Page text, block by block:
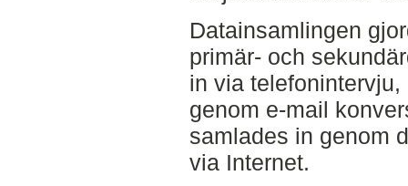
Datainsamlingen
primär- och
in via
genom e-mail
samlades in genom
via Internet.